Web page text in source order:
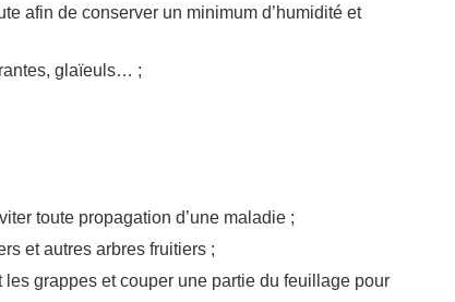
afin de conserver un minimum d’humidité et
glaïeuls… ;
toute propagation d’une maladie ;
et autres arbres fruitiers ;
grappes et couper une partie du feuillage pour